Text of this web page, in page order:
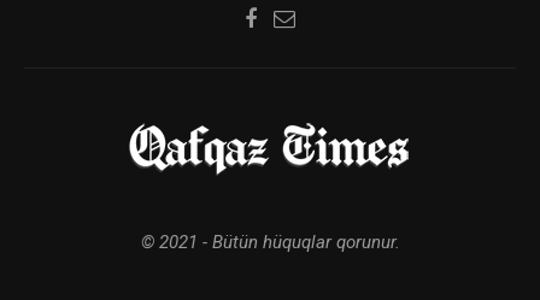
© 2021 - Bütün hüquqlar qorunur.